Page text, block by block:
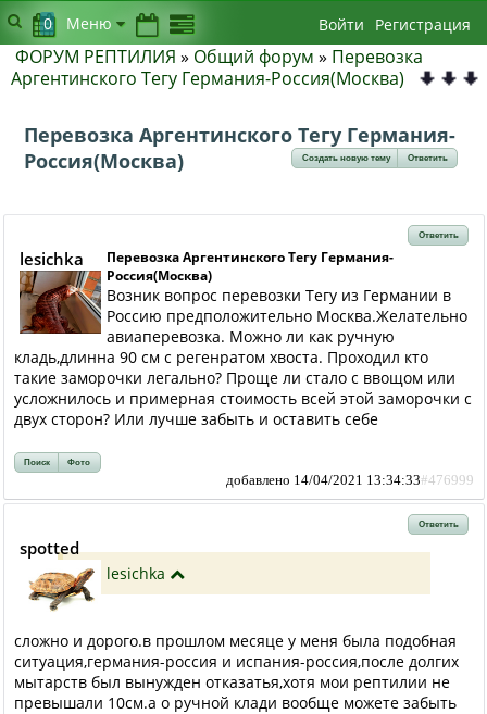
ФОРУМ РЕПТИЛИЯ » Общий форум » Перевозка
Аргентинского Тегу Германия-Россия(Москва)
Перевозка Аргентинского Тегу Германия-
Россия(Москва)
Создать новую тему Ответить
Ответить
lesichka
Перевозка Аргентинского Тегу Германия-
Россия(Москва)
Возник вопрос перевозки Тегу из Германии в
Россию предположительно Москва.Желательно
авиаперевозка. Можно ли как ручную
кладь,длинна 90 см с регенратом хвоста. Проходил кто
такие заморочки легально? Проще ли стало с ввощом или
усложнилось и примерная стоимость всей этой заморочки с
двух сторон? Или лучше забыть и оставить себе
Поиск Фото
добавлено 14/04/2021 13:34:33#476999
Ответить
spotted
lesichka
сложно и дорого.в прошлом месяце у меня была подобная
ситуация,германия-россия и испания-россия,после долгих
мытарств был вынужден отказатья,хотя мои рептилии не
превышали 10см.а о ручной клади вообще можете забыть
0 Меню Войти Регистрация